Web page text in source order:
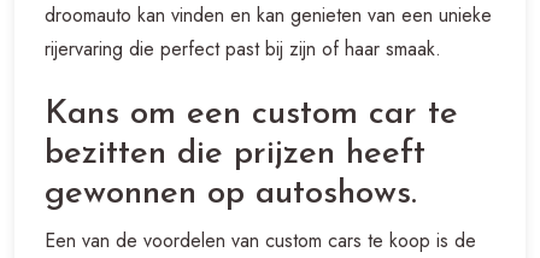
droomauto kan vinden en kan genieten van een unieke
rijervaring die perfect past bij zijn of haar smaak.
Kans om een custom car te
bezitten die prijzen heeft
gewonnen op autoshows.
Een van de voordelen van custom cars te koop is de